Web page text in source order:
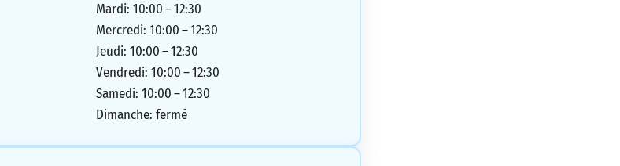
Mardi: 10:00 – 12:30
Mercredi: 10:00 – 12:30
Jeudi: 10:00 – 12:30
Vendredi: 10:00 – 12:30
Samedi: 10:00 – 12:30
Dimanche: fermé